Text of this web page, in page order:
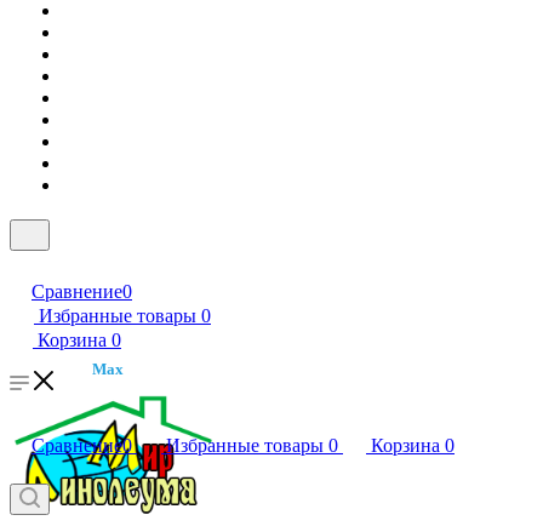
Сравнение0
Избранные товары 0
Корзина 0
Max
Сравнение0 Избранные товары 0 Корзина 0